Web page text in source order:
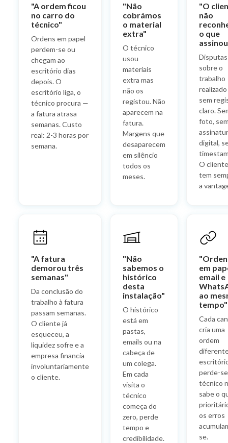
"A ordem ficou
no carro do
técnico"
Ordens em papel
perdem-se ou
chegam ao
escritório dias
depois. O
escritório liga, o
técnico procura —
a fatura atrasa
semanas. Custo
real: 2-3 horas por
semana.
"Não
cobrámos
o material
extra"
O técnico
usou
materiais
extra mas
não os
registou. Não
aparecem na
fatura.
Margens que
desaparecem
em silêncio
todos os
meses.
"O
não
o que
Disputas
sobre o
trabalho
realizado
sem
claro.
foto,
digital,
O cliente
tem
a
"A fatura
demorou três
semanas"
Da conclusão do
trabalho à fatura
passam semanas.
O cliente já
esqueceu, a
liquidez sofre e a
empresa financia
involuntariamente
o cliente.
"Não
sabemos o
histórico
desta
instalação"
O histórico
está em
pastas,
emails ou na
cabeça de
um colega.
Em cada
visita o
técnico
começa do
zero, perde
tempo e
credibilidade.
em
email e
ao
tempo"
Cada
cria uma
ordem
perde-
técnico
sabe o
os erros
se.